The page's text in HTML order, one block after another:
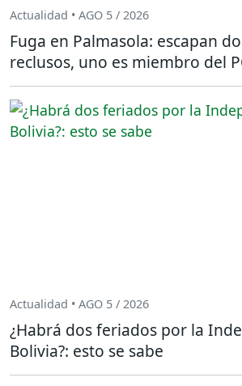
Actualidad • AGO 5 / 2026
Fuga en Palmasola: escapan
reclusos, uno es miembro del
Actualidad • AGO 5 / 2026
¿Habrá dos feriados por la
Bolivia?: esto se sabe